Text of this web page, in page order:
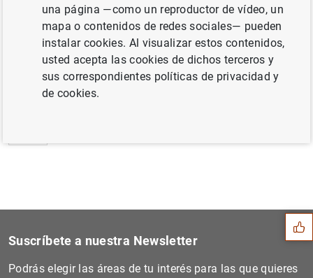
Siguiente
Evolución monetaria de la z...
Sugerencias
Suscríbete a nuestra Newsletter
Podrás elegir las áreas de tu interés para las que quieres
una página —como un reproductor de vídeo, un
mapa o contenidos de redes sociales— pueden
instalar cookies. Al visualizar estos contenidos,
usted acepta las cookies de dichos terceros y
sus correspondientes políticas de privacidad y
de cookies.